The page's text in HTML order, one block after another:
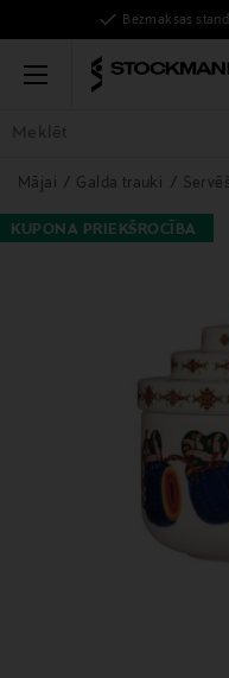
Bezmaksas
Menu
VISAS PRECES SIEVIETĒM
Mājai Galda trauki
KUPONA PRIEKŠROCĪBA